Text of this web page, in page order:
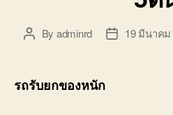
PostBy adminrd
Post19 มีนาคม
รถรับยกของหนัก